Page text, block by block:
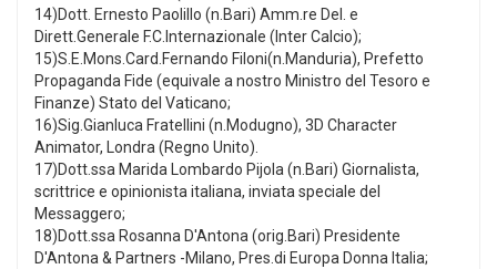
14)Dott. Ernesto Paolillo (n.Bari) Amm.re Del. e
Dirett.Generale F.C.Internazionale (Inter Calcio);
15)S.E.Mons.Card.Fernando Filoni(n.Manduria), Prefetto
Propaganda Fide (equivale a nostro Ministro del Tesoro e
Finanze) Stato del Vaticano;
16)Sig.Gianluca Fratellini (n.Modugno), 3D Character
Animator, Londra (Regno Unito).
17)Dott.ssa Marida Lombardo Pijola (n.Bari) Giornalista,
scrittrice e opinionista italiana, inviata speciale del
Messaggero;
18)Dott.ssa Rosanna D'Antona (orig.Bari) Presidente
D'Antona & Partners -Milano, Pres.di Europa Donna Italia;